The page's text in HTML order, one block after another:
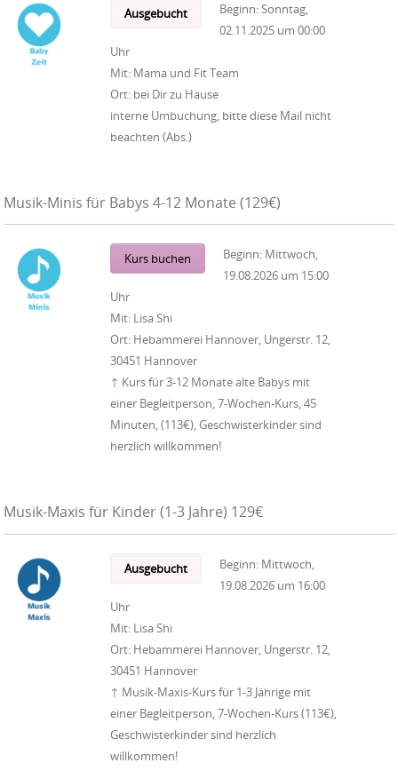
Ausgebucht Beginn:Sonntag,
02.11.2025 um 00:00
Uhr
Mit: Mama und Fit Team
Ort: bei Dir zu Hause
interne Umbuchung, bitte diese Mail nicht
beachten (Abs.)
Musik-Minis für Babys 4-12 Monate (129€)
Kurs buchen Beginn: Mittwoch,
19.08.2026 um 15:00
Uhr
Mit: Lisa Shi
Ort: Hebammerei Hannover, Ungerstr. 12,
30451 Hannover
↑ Kurs für 3-12 Monate alte Babys mit
einer Begleitperson, 7-Wochen-Kurs, 45
Minuten, (113€), Geschwisterkinder sind
herzlich willkommen!
Musik-Maxis für Kinder (1-3 Jahre) 129€
Ausgebucht Beginn: Mittwoch,
19.08.2026 um 16:00
Uhr
Mit: Lisa Shi
Ort: Hebammerei Hannover, Ungerstr. 12,
30451 Hannover
↑ Musik-Maxis-Kurs für 1-3 Jährige mit
einer Begleitperson, 7-Wochen-Kurs (113€),
Geschwisterkinder sind herzlich
willkommen!